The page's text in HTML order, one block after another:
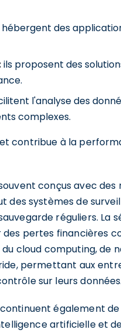
hébergent des
ils proposent des
l'analyse des
complexes.
contribue à la
conçus avec
des systèmes de
réguliers. La
pertes financières
du cloud computing,
permettant aux
sur leurs données.
également
artificielle et